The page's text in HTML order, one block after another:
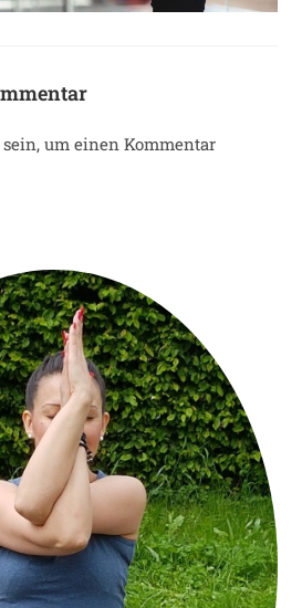
sein, um einen Kommentar